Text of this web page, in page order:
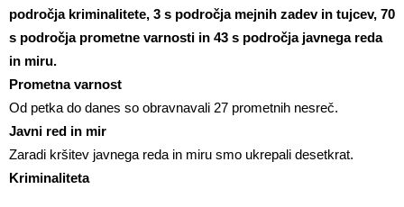
področja kriminalitete, 3 s področja mejnih zadev in tujcev, 70
s področja prometne varnosti in 43 s področja javnega reda
in miru.
Prometna varnost
Od petka do danes so obravnavali 27 prometnih nesreč.
Javni red in mir
Zaradi kršitev javnega reda in miru smo ukrepali desetkrat.
Kriminaliteta